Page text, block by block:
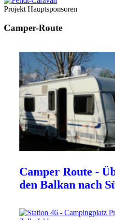
Projekt Hauptsponsoren
Camper-Route
Camper Route -
den Balkan nach